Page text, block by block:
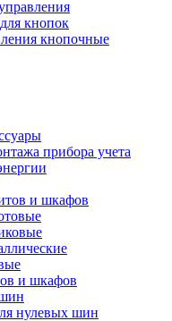
кнопок
кнопочные
прибора учета
и шкафов
и шкафов
нулевых шин